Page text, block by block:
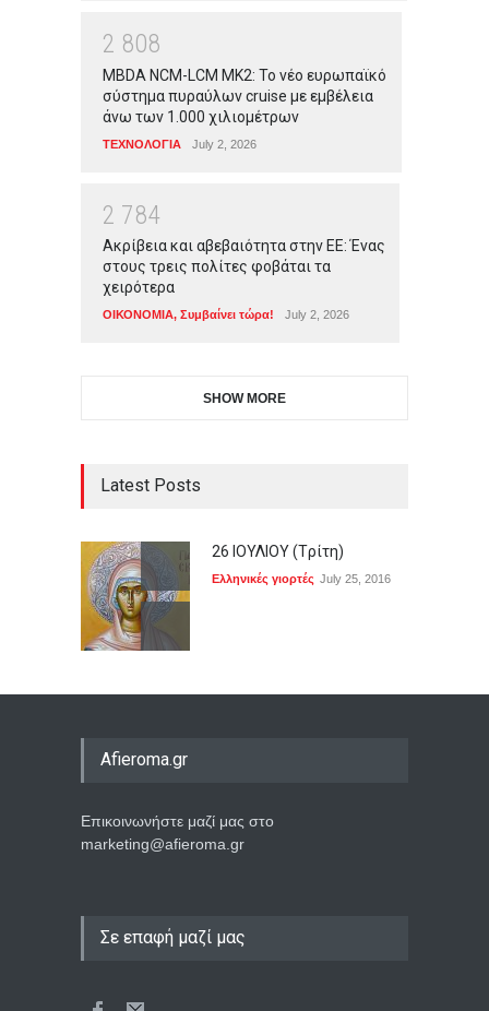
2 808
MBDA NCM-LCM MK2: Το νέο ευρωπαϊκό
σύστημα πυραύλων cruise με εμβέλεια
άνω των 1.000 χιλιομέτρων
ΤΕΧΝΟΛΟΓΙΑ July 2, 2026
2 784
Ακρίβεια και αβεβαιότητα στην ΕΕ: Ένας
στους τρεις πολίτες φοβάται τα
χειρότερα
ΟΙΚΟΝΟΜΙΑ, Συμβαίνει τώρα! July 2, 2026
SHOW MORE
Latest Posts
26 ΙΟΥΛΙΟΥ (Tρίτη)
Ελληνικές γιορτές July 25, 2016
Afieroma.gr
Επικοινωνήστε μαζί μας στο
marketing@afieroma.gr
Σε επαφή μαζί μας